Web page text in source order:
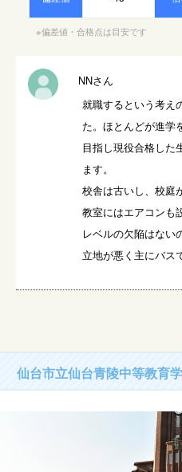
※偏差値・合格点は目安です
NNさん
就職するという考え
た。ほとんどが進学
目指し現役合格した
ます。
校舎は古いし、校庭
教室にはエアコンも
レベルの欠陥はない
立地が悪く主にバス
仙台市立仙台青陵中等教育